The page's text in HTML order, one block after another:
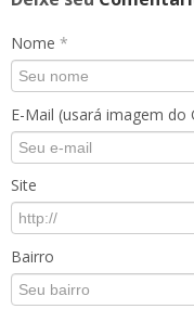
Nome *
E-Mail (usará imagem do
Site
Bairro